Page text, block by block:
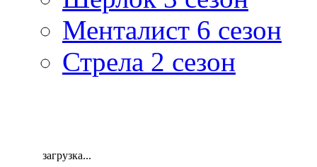
Менталист 6 сезон
Стрела 2 сезон
загрузка...